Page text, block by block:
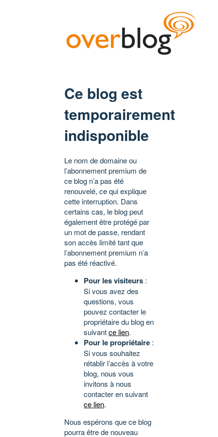
Ce blog est
temporairement
indisponible
Le nom de domaine ou
l’abonnement premium de
ce blog n’a pas été
renouvelé, ce qui explique
cette interruption. Dans
certains cas, le blog peut
également être protégé par
un mot de passe, rendant
son accès limité tant que
l’abonnement premium n’a
pas été réactivé.
Pour les visiteurs :
Si vous avez des
questions, vous
pouvez contacter le
propriétaire du blog en
suivantce lien.
Pour le propriétaire :
Si vous souhaitez
rétablir l’accès à votre
blog, nous vous
invitons à nous
contacter en suivant
ce lien.
Nous espérons que ce blog
pourra être de nouveau